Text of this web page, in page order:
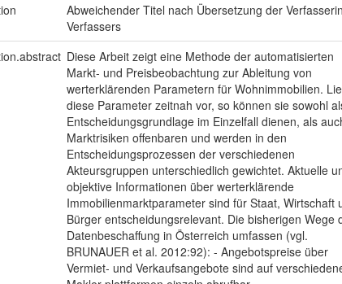
Abweichender Titel nach Übersetzung der
Verfassers
Diese Arbeit zeigt eine Methode der automatisierten
Markt- und Preisbeobachtung zur Ableitung von
werterklärenden Parametern für Wohnimmobilien.
diese Parameter zeitnah vor, so können sie sowohl
Entscheidungsgrundlage im Einzelfall dienen, als
Marktrisiken offenbaren und werden in den
Entscheidungsprozessen der verschiedenen
Akteursgruppen unterschiedlich gewichtet. Aktuelle
objektive Informationen über werterklärende
Immobilienmarktparameter sind für Staat, Wirtschaft
Bürger entscheidungsrelevant. Die bisherigen Wege
Datenbeschaffung in Österreich umfassen (vgl.
BRUNAUER et al. 2012:92): - Angebotspreise über
Vermiet- und Verkaufsangebote sind auf